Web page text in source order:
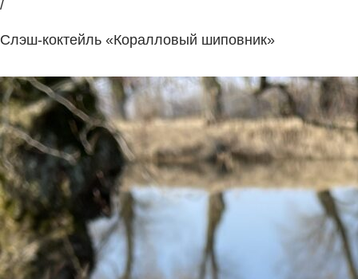
/
Слэш-коктейль «Коралловый шиповник»